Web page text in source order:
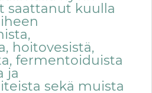
saattanut kuulla
hoitovesistä,
fermentoiduista
ja
sekä muista